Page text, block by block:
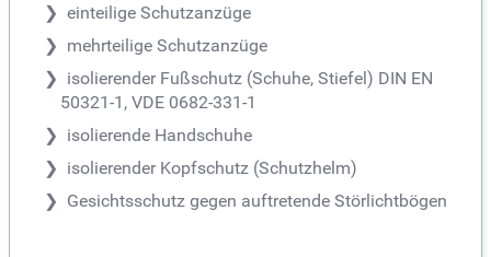
einteilige Schutzanzüge
mehrteilige Schutzanzüge
isolierender Fußschutz (Schuhe, Stiefel) DIN EN
50321-1, VDE 0682-331-1
isolierende Handschuhe
isolierender Kopfschutz (Schutzhelm)
Gesichtsschutz gegen auftretende Störlichtbögen